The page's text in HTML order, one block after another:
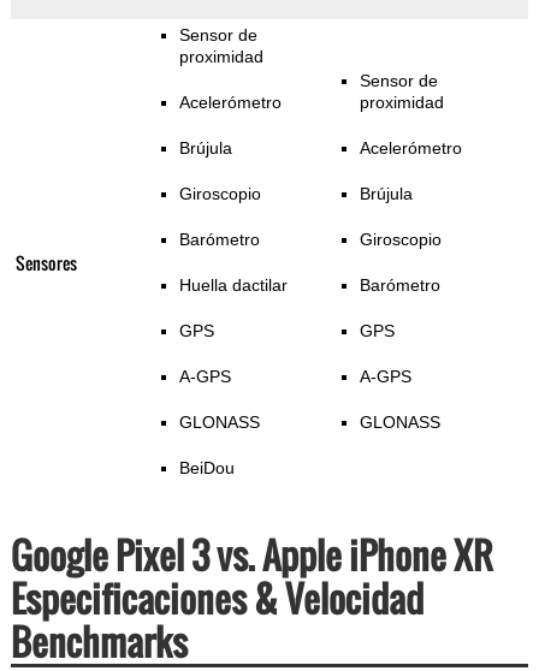
Sensores
Sensor de
proximidad
Acelerómetro
Brújula
Giroscopio
Barómetro
Huella dactilar
GPS
A-GPS
GLONASS
BeiDou
Sensor de
proximidad
Acelerómetro
Brújula
Giroscopio
Barómetro
GPS
A-GPS
GLONASS
Google Pixel 3 vs. Apple iPhone XR
Especificaciones & Velocidad
Benchmarks